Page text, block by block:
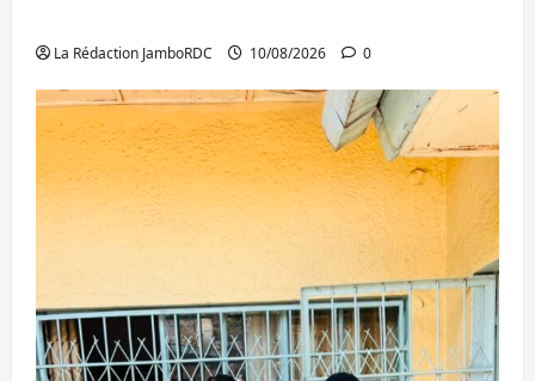
La Rédaction JamboRDC 10/08/2026 0